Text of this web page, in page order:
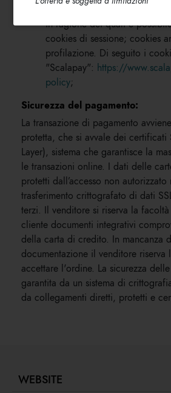
computer dell’utente in
in ragione dei quali è
cookies di sessione; cookies
profilazione. Di seguito i
"Scalapay": https://
policy;
Sicurezza del pagamento:
La transazione di pagamento
protetta, che si avvale dei certificati
Layer), sistema che garantisce la
le transazioni online. I dati delle
protetti dall’accesso non autorizzato
trasferimento crittografato di dati
terzi. Il venditore si riserva la
cliente documenti integrativi
della carta di credito. In mancanza
documentazione il venditore
accettare l'ordine. La sicurezza
garantita da un sistema di
da collegamenti diretti, protetti e
WEBSITE